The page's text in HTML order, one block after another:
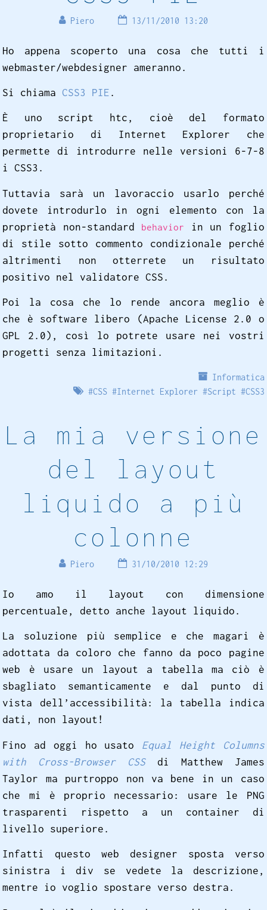
Piero 13/11/2010 13:20
Ho appena scoperto una cosa che tutti i
webmaster/webdesigner ameranno.
Si chiamaCSS3 PIE .
È uno script htc, cioè del formato
proprietario di Internet Explorer che
permette di introdurre nelle versioni 6-7-8
i CSS3.
Tuttavia sarà un lavoraccio usarlo perché
dovete introdurlo in ogni elemento con la
proprietà non-standard behavior
in un foglio
di stile sotto commento condizionale perché
altrimenti non otterrete un risultato
positivo nel validatore CSS.
Poi la cosa che lo rende ancora meglio è
che è software libero (Apache License 2.0 o
GPL 2.0), così lo potrete usare nei vostri
progetti senza limitazioni.
Informatica
#CSS#Internet Explorer #Script #CSS3
La mia versione
del layout
liquido a più
colonne
Piero 31/10/2010 12:29
Io amo il layout con dimensione
percentuale, detto anche layout liquido.
La soluzione più semplice e che magari è
adottata da coloro che fanno da poco pagine
web è usare un layout a tabella ma ciò è
sbagliato semanticamente e dal punto di
vista dell’accessibilità: la tabella indica
dati, non layout!
Fino ad oggi ho usato Equal Height Columns
with Cross-Browser CSSdi Matthew James
Taylor ma purtroppo non va bene in un caso
che mi è proprio necessario: usare le PNG
trasparenti rispetto a un container di
livello superiore.
Infatti questo web designer sposta verso
sinistra i div se vedete la descrizione,
mentre io voglio spostare verso destra.